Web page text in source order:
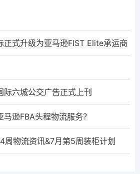
正式升级为亚马逊FIST Elite承运商
际六城公交广告正式上刊
逊FBA头程物流服务？
周物流资讯&7月第5周装柜计划